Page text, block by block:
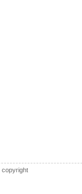
copyright